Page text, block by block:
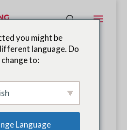
aberta:
de
em
you might be
language. Do
to:
Language